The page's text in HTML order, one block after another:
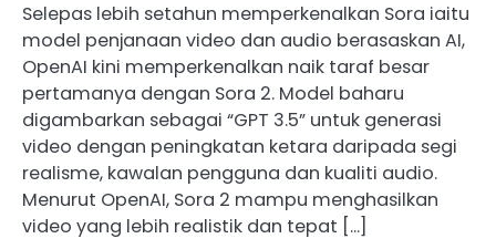
Selepas lebih setahun memperkenalkan Sora iaitu
model penjanaan video dan audio berasaskan AI,
OpenAI kini memperkenalkan naik taraf besar
pertamanya dengan Sora 2. Model baharu
digambarkan sebagai “GPT 3.5” untuk generasi
video dengan peningkatan ketara daripada segi
realisme, kawalan pengguna dan kualiti audio.
Menurut OpenAI, Sora 2 mampu menghasilkan
video yang lebih realistik dan tepat […]